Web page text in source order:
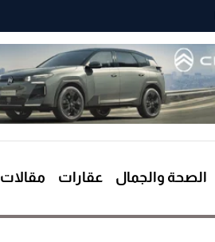
الصحة والجمال عقارات مقالات